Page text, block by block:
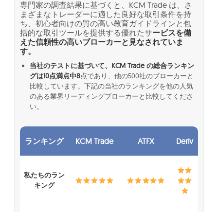
専門家の調査結果に基づくと、KCM Trade は、さ
まざまなトレーダーに適した良好な取引条件を持
ち、初心者向けの質の高い教育ガイドラインと包
括的な取引ツールを提供する優れたサービスを備
えた信頼性の高いブローカーと見なされていま
す。
当社のテストに基づいて、KCM Trade の総合ランキン
グは10点満点中8点であり、他の500社のブローカーと
比較しています。下記の当社のランキングを他の人気
のある業界リーディングブローカーと比較してくださ
い。
ランキング KCM Trade ATFX Deriv
私たちのラン
キング